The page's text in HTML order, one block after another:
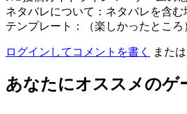
ネタバレについて：ネタバレを含
テンプレート：（楽しかったとこ
ログインしてコメントを書く または
あなたにオススメのゲ